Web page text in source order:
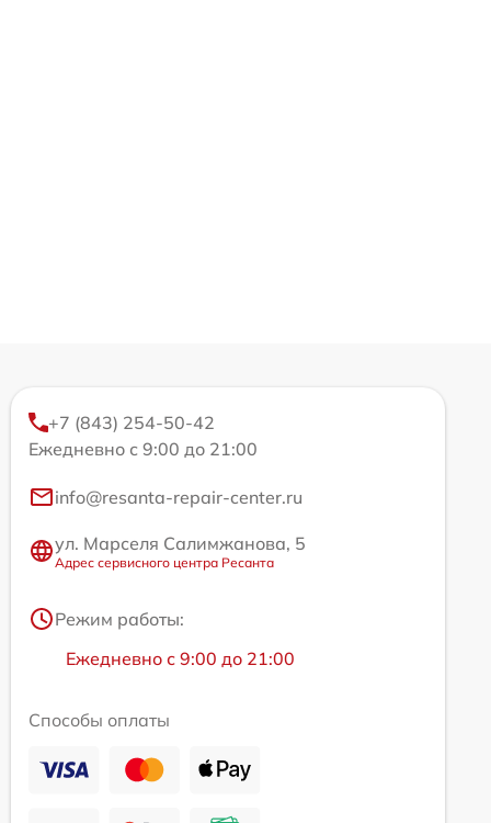
+7 (843) 254-50-42
Ежедневно с 9:00 до 21:00
info@resanta-repair-center.ru
ул. Марселя Салимжанова, 5
Адрес сервисного центра Ресанта
Режим работы:
Ежедневно с 9:00 до 21:00
Способы оплаты